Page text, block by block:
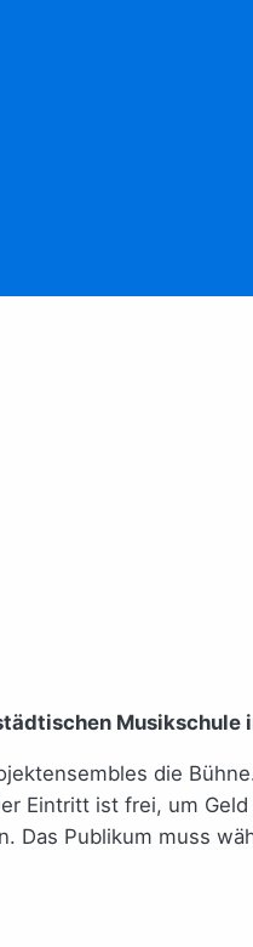
die
Eintritt ist frei, um
Das Publikum muss